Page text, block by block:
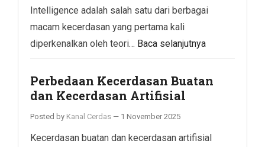
Intelligence adalah salah satu dari berbagai
macam kecerdasan yang pertama kali
diperkenalkan oleh teori… Baca selanjutnya
Perbedaan Kecerdasan Buatan
dan Kecerdasan Artifisial
Posted by Kanal Cerdas — 1 November 2025
Kecerdasan buatan dan kecerdasan artifisial